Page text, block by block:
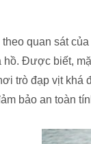
theo quan sát
hồ. Được biết,
trò đạp vịt khá
bảo an toàn